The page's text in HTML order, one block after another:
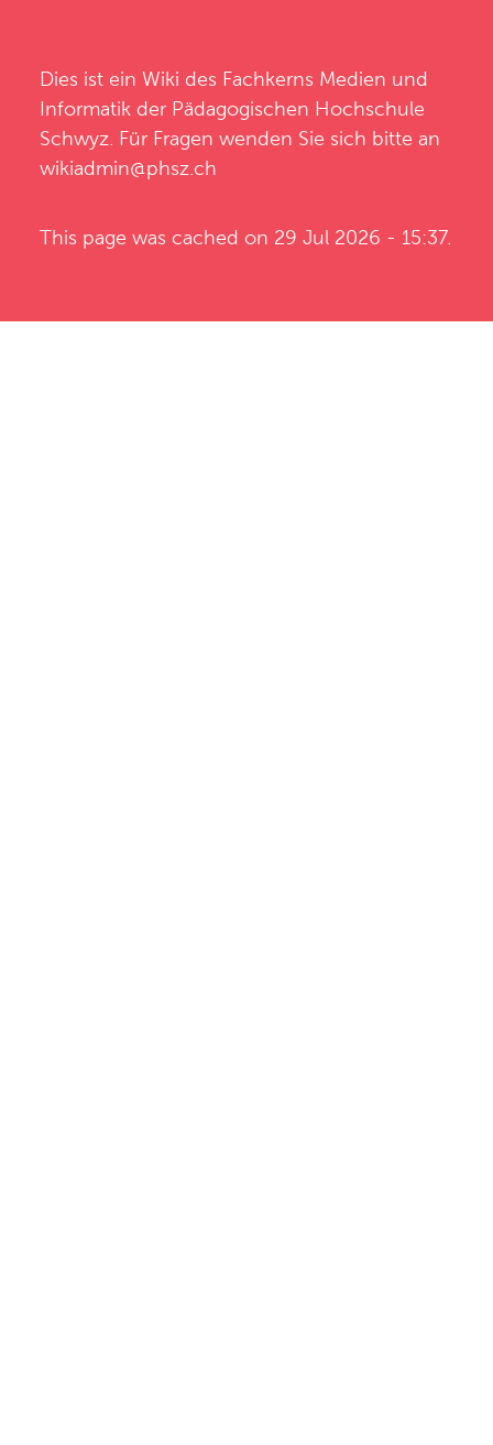
Dies ist ein Wiki des Fachkerns Medien und
Informatik der Pädagogischen Hochschule
Schwyz . Für Fragen wenden Sie sich bitte an
wikiadmin@phsz.ch
This page was cached on 29 Jul 2026 - 15:37.